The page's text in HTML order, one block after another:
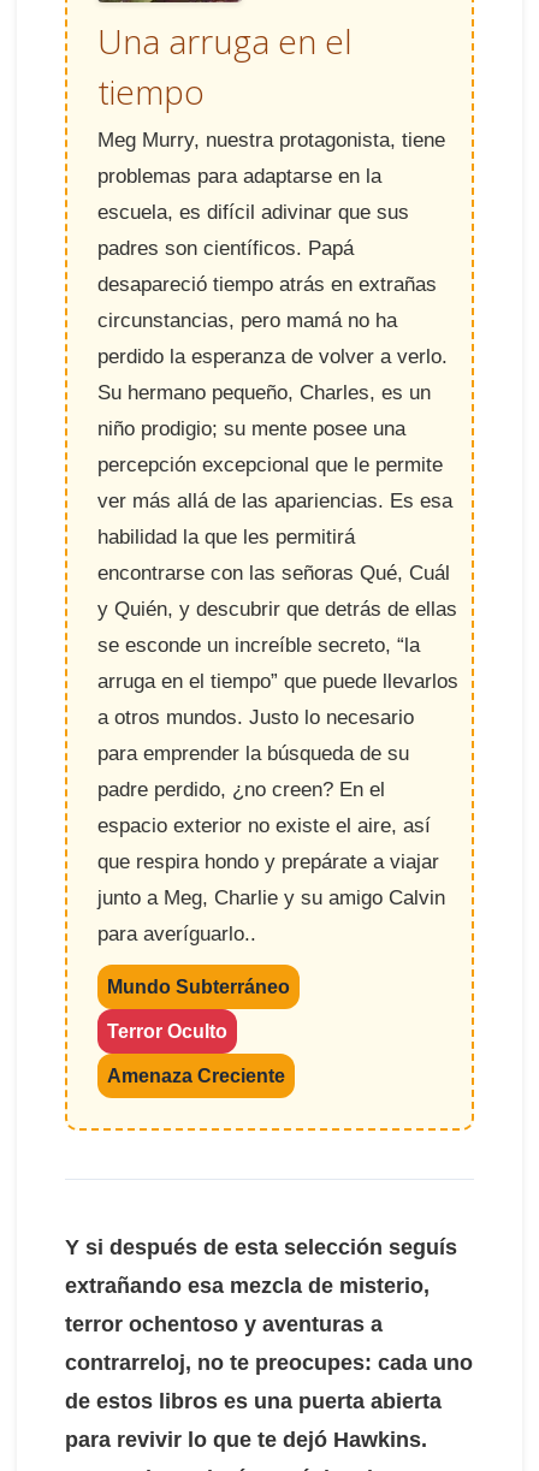
Una arruga en el
tiempo
Meg Murry, nuestra protagonista, tiene
problemas para adaptarse en la
escuela, es difícil adivinar que sus
padres son científicos. Papá
desapareció tiempo atrás en extrañas
circunstancias, pero mamá no ha
perdido la esperanza de volver a verlo.
Su hermano pequeño, Charles, es un
niño prodigio; su mente posee una
percepción excepcional que le permite
ver más allá de las apariencias. Es esa
habilidad la que les permitirá
encontrarse con las señoras Qué, Cuál
y Quién, y descubrir que detrás de ellas
se esconde un increíble secreto, “la
arruga en el tiempo” que puede llevarlos
a otros mundos. Justo lo necesario
para emprender la búsqueda de su
padre perdido, ¿no creen? En el
espacio exterior no existe el aire, así
que respira hondo y prepárate a viajar
junto a Meg, Charlie y su amigo Calvin
para averíguarlo..
Mundo Subterráneo
Terror Oculto
Amenaza Creciente
Y si después de esta selección seguís
extrañando esa mezcla de misterio,
terror ochentoso y aventuras a
contrarreloj, no te preocupes: cada uno
de estos libros es una puerta abierta
para revivir lo que te dejó Hawkins.